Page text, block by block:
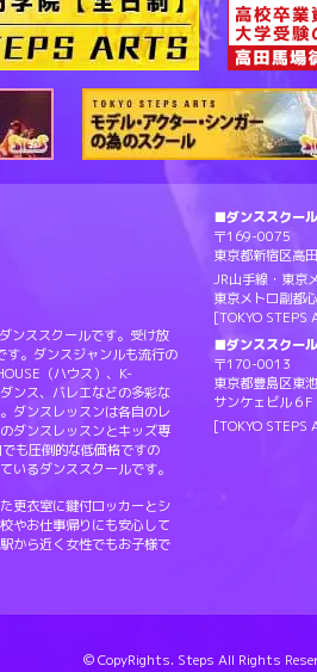
ンススクールです。受け放
。ダンスジャンルも流行の
（ハウス）、K-
ンス、バレエなどの多彩な
ダンスレッスンは各自のレ
ダンスレッスンとキッズ専
も圧倒的な低価格ですの
いるダンススクールです。
更衣室に鍵付ロッカーとシ
やお仕事帰りにも安心して
から近く女性でもお子様で
■ダンススクー
〒169-0075
東京都新宿区高
JR山手線・東京
東京メトロ副都
[TOKYO STEPS
■ダンススクー
〒170-0013
東京都豊島区東
サンケェビル６F
[TOKYO STEPS
© CopyRights. Steps All Rights